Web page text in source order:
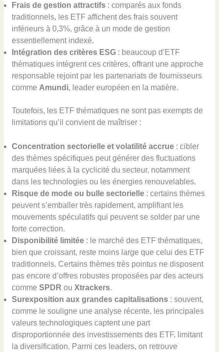
Frais de gestion attractifs: comparés aux fonds
traditionnels, les ETF affichent des frais souvent
inférieurs à 0,3%, grâce à un mode de gestion
essentiellement indexé.
Intégration des critères ESG: beaucoup d’ETF
thématiques intègrent ces critères, offrant une approche
responsable rejoint par les partenariats de fournisseurs
comme Amundi, leader européen en la matière.
Toutefois, les ETF thématiques ne sont pas exempts de
limitations qu’il convient de maîtriser :
Concentration sectorielle et volatilité accrue: cibler
des thèmes spécifiques peut générer des fluctuations
marquées liées à la cyclicité du secteur, notamment
dans les technologies ou les énergies renouvelables.
Risque de mode ou bulle sectorielle: certains thèmes
peuvent s’emballer très rapidement, amplifiant les
mouvements spéculatifs qui peuvent se solder par une
forte correction.
Disponibilité limitée: le marché des ETF thématiques,
bien que croissant, reste moins large que celui des ETF
traditionnels. Certains thèmes très pointus ne disposent
pas encore d’offres robustes proposées par des acteurs
comme SPDR ou Xtrackers.
Surexposition aux grandes capitalisations: souvent,
comme le souligne une analyse récente, les principales
valeurs technologiques captent une part
disproportionnée des investissements des ETF, limitant
la diversification. Parmi ces leaders, on retrouve